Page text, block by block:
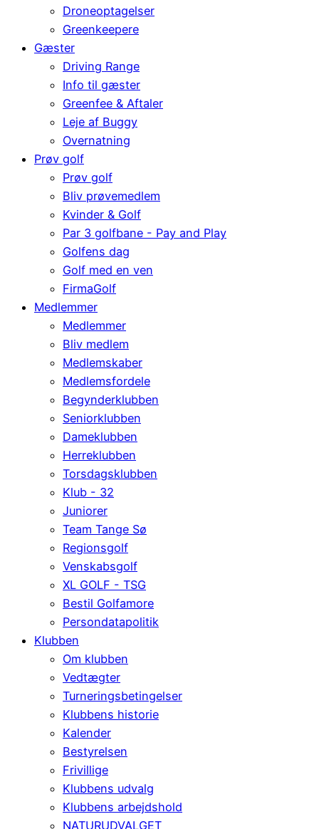
Droneoptagelser
Greenkeepere
Gæster
Driving Range
Info til gæster
Greenfee & Aftaler
Leje af Buggy
Overnatning
Prøv golf
Prøv golf
Bliv prøvemedlem
Kvinder & Golf
Par 3 golfbane - Pay and Play
Golfens dag
Golf med en ven
FirmaGolf
Medlemmer
Medlemmer
Bliv medlem
Medlemskaber
Medlemsfordele
Begynderklubben
Seniorklubben
Dameklubben
Herreklubben
Torsdagsklubben
Klub - 32
Juniorer
Team Tange Sø
Regionsgolf
Venskabsgolf
XL GOLF - TSG
Bestil Golfamore
Persondatapolitik
Klubben
Om klubben
Vedtægter
Turneringsbetingelser
Klubbens historie
Kalender
Bestyrelsen
Frivillige
Klubbens udvalg
Klubbens arbejdshold
NATURUDVALGET